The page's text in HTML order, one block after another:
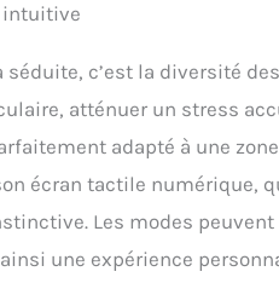
intuitive
séduite, c’est la diversité
atténuer un stress
adapté à une
écran tactile numérique,
Les modes peuvent
une expérience